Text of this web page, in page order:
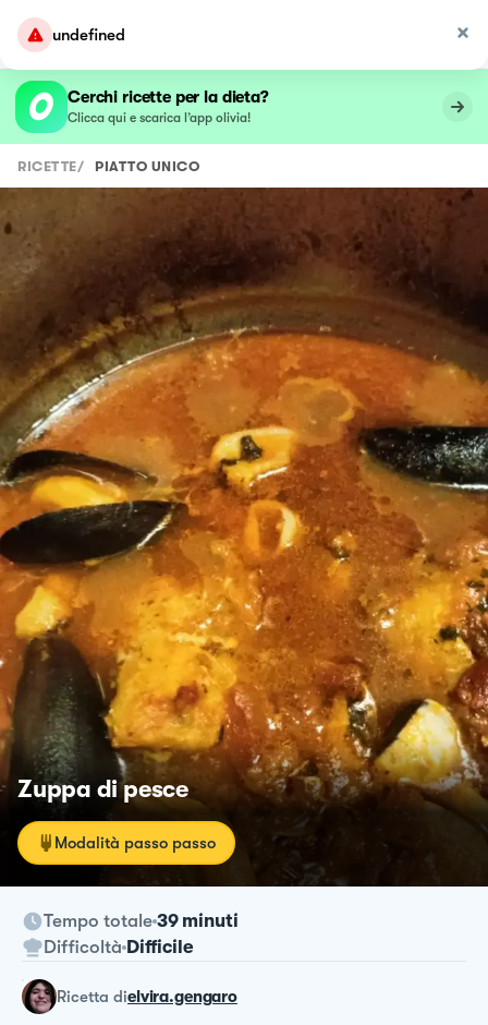
undefined
Cerchi ricette per la dieta?
Clicca qui e scarica l’app olivia!
RICETTE/ PIATTO UNICO
Zuppa di pesce
Modalità passo passo
Tempo totale 39 minuti
Difficoltà Difficile
ricetta dielvira.gengaro